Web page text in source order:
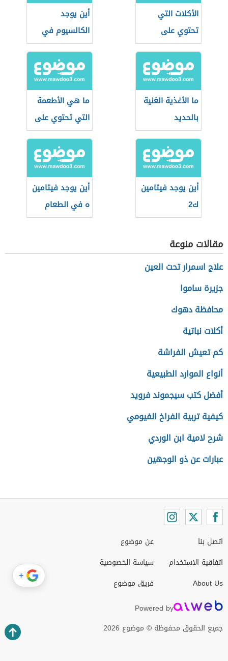
الأكلات التي
تحتوي على
فيتامين د
أين يوجد
الكالسيوم في
الطعام
ما الأغذية الغنية
بالحديد
ما هي الأطعمة
التي تحتوي على
الحديد بنسب
عالية
أين يوجد فيتامين
ك2
أين يوجد فيتامين
ه في الطعام
مقالات منوعة
علاج اسمرار تحت العين
جزيرة ساموا
محافظة دهوك
أكلات نباتية
كم تعيش الفراشة
أنواع الموارد الطبيعية
أفضل كتب سيجموند فرويد
كيفية تربية الفراخ الفيومي
شرح لامية ابن الوردي
عبارات عن ذو الوجهين
اتصل بنا
اتفاقية الاستخدام
About Us
عن موضوع
سياسة الخصوصية
فريق موضوع
Powered by
جميع الحقوق محفوظة © موضوع 2026
+